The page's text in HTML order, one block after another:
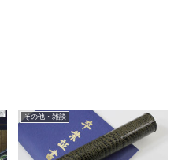
その他・雑談